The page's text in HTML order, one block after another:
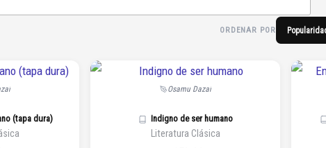
ORDENAR POR
(tapa dura)
Osamu Dazai
Indigno de ser humano
Literatura Clásica